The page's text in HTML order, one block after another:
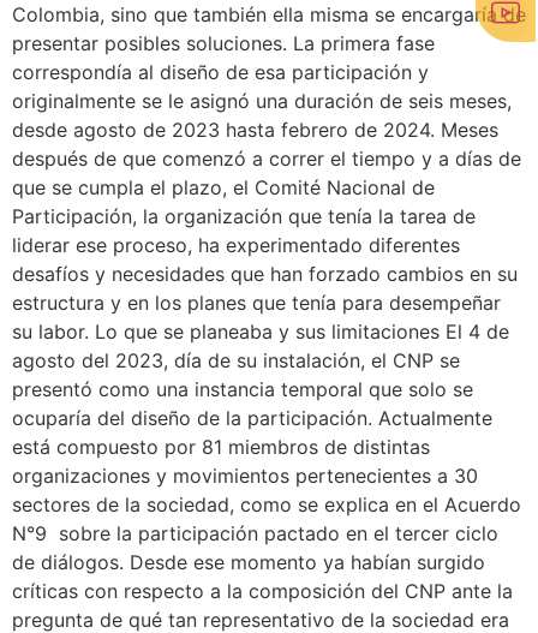
Colombia, sino que también ella misma se encargaría de
presentar posibles soluciones. La primera fase
correspondía al diseño de esa participación y
originalmente se le asignó una duración de seis meses,
desde agosto de 2023 hasta febrero de 2024. Meses
después de que comenzó a correr el tiempo y a días de
que se cumpla el plazo, el Comité Nacional de
Participación, la organización que tenía la tarea de
liderar ese proceso, ha experimentado diferentes
desafíos y necesidades que han forzado cambios en su
estructura y en los planes que tenía para desempeñar
su labor. Lo que se planeaba y sus limitaciones El 4 de
agosto del 2023, día de su instalación, el CNP se
presentó como una instancia temporal que solo se
ocuparía del diseño de la participación. Actualmente
está compuesto por 81 miembros de distintas
organizaciones y movimientos pertenecientes a 30
sectores de la sociedad, como se explica en el Acuerdo
N°9 sobre la participación pactado en el tercer ciclo
de diálogos. Desde ese momento ya habían surgido
críticas con respecto a la composición del CNP ante la
pregunta de qué tan representativo de la sociedad era